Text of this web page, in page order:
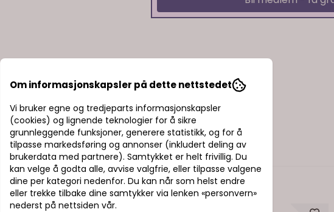
selfie. 20 cm.
selfie. 20 cm.
Om informasjonskapsler på dette nettstedet
Vi bruker egne og tredjeparts informasjonskapsler
(cookies) og lignende teknologier for å sikre
grunnleggende funksjoner, generere statistikk, og for å
tilpasse markedsføring og annonser (inkludert deling av
brukerdata med partnere). Samtykket er helt frivillig. Du
kan velge å godta alle, avvise valgfrie, eller tilpasse valgene
dine per kategori nedenfor. Du kan når som helst endre
eller trekke tilbake dine samtykker via lenken «personvern»
nederst på nettsiden vår.